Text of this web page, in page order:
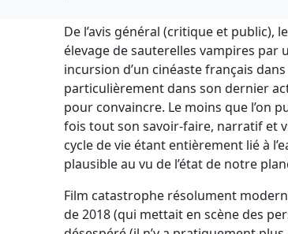
De l’avis général (critique et public),
élevage de sauterelles vampires par
incursion d’un cinéaste français
particulièrement dans son dernier
pour convaincre. Le moins que l’on
fois tout son savoir-faire, narratif et
cycle de vie étant entièrement lié à
plausible au vu de l’état de notre
Film catastrophe résolument
de 2018 (qui mettait en scène des